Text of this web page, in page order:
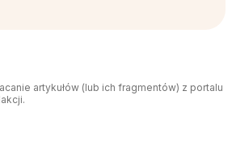
artykułów (lub ich fragmentów) z portalu